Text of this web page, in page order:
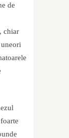
de
chiar
uneori